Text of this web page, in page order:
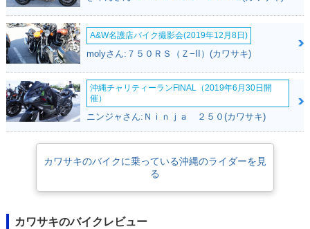
A&W名護店バイク撮影会(2019年12月8日)
molyさん:７５０ＲＳ（Ｚ−II）(カワサキ)
沖縄チャリティーランFINAL（2019年6月30日開
催）
ニンジャさん:Ｎｉｎｊａ ２５０(カワサキ)
カワサキのバイクに乗っている沖縄のライダーを見
る
カワサキのバイクレビュー